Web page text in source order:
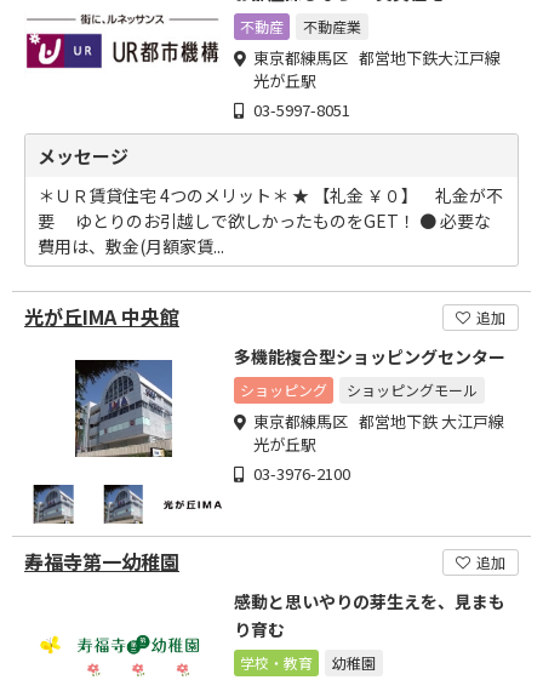
不動産 不動産業
東京都練馬区 都営地下鉄大江戸線
光が丘駅
03-5997-8051
メッセージ
＊ＵＲ賃貸住宅 4つのメリット＊ ★ 【礼金 ￥０】 礼金が不
要 ゆとりのお引越しで欲しかったものをGET！ ● 必要な
費用は、敷金(月額家賃...
光が丘IMA 中央館 追加
多機能複合型ショッピングセンター
ショッピング ショッピングモール
東京都練馬区 都営地下鉄 大江戸線
光が丘駅
03-3976-2100
寿福寺第一幼稚園 追加
感動と思いやりの芽生えを、見まも
り育む
学校・教育 幼稚園